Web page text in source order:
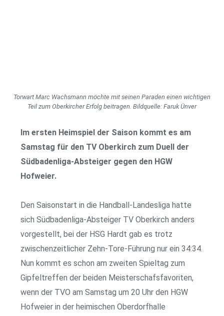
Torwart Marc Wachsmann möchte mit seinen Paraden einen wichtigen
Teil zum Oberkircher Erfolg beitragen. Bildquelle: Faruk Ünver
Im ersten Heimspiel der Saison kommt es am
Samstag für den TV Oberkirch zum Duell der
Südbadenliga-Absteiger gegen den HGW
Hofweier.
Den Saisonstart in die Handball-Landesliga hatte
sich Südbadenliga-Absteiger TV Oberkirch anders
vorgestellt, bei der HSG Hardt gab es trotz
zwischenzeitlicher Zehn-Tore-Führung nur ein 34:34.
Nun kommt es schon am zweiten Spieltag zum
Gipfeltreffen der beiden Meisterschafsfavoriten,
wenn der TVO am Samstag um 20 Uhr den HGW
Hofweier in der heimischen Oberdorfhalle